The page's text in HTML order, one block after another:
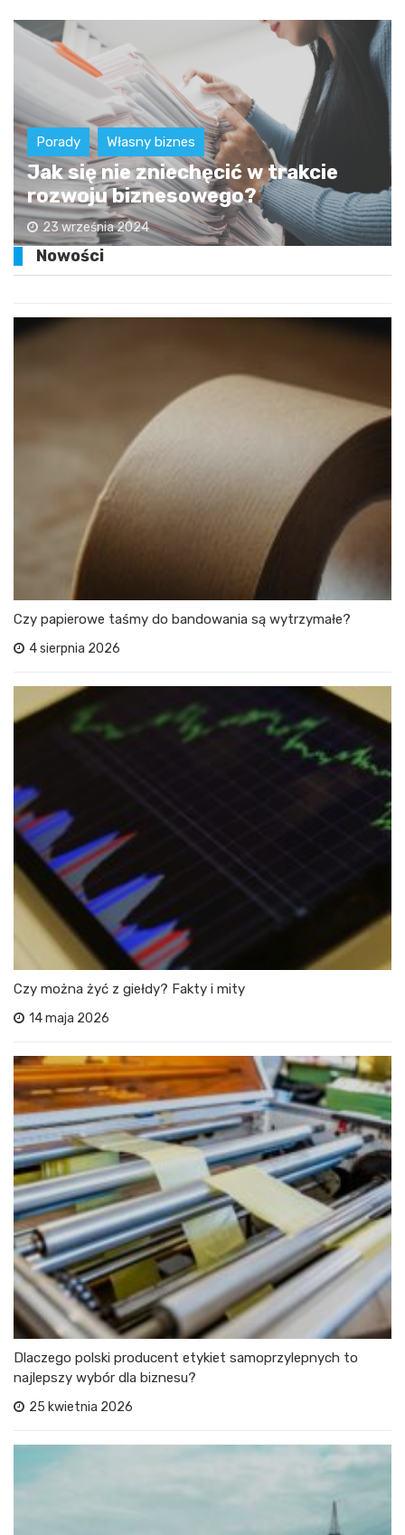
Porady Własny biznes
Jak się nie zniechęcić w trakcie
rozwoju biznesowego?
23 września 2024
Nowości
Czy papierowe taśmy do bandowania są wytrzymałe?
4 sierpnia 2026
Czy można żyć z giełdy? Fakty i mity
14 maja 2026
Dlaczego polski producent etykiet samoprzylepnych to
najlepszy wybór dla biznesu?
25 kwietnia 2026